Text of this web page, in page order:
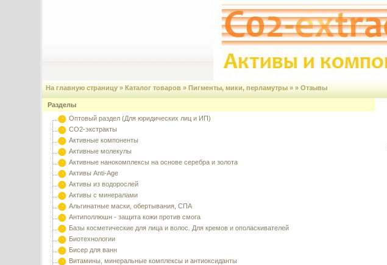
На главную страницу» Каталог товаров» Пигменты, мики, перламутры» » Отзывы
Разделы
Оптовый раздел (Для юридических лиц и ИП)
CO2-экстракты
Активные компоненты
Активные молекулы
Активные нанокомплексы на основе серебра и золота
Активы Anti-Age
Активы из водорослей
Активы с минералами
Альгинатные маски, обертывания, СПА
Антиполлюшн - защита кожи против смога
Базы косметические для лица и волос. Для кремов и ополаскивателей
Биотехнологии
Бисер для ванн
Витамины, минеральные комплексы и антиоксиданты